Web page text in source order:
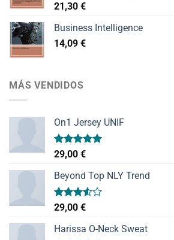
21,30 €
Business Intelligence
14,09 €
MÁS VENDIDOS
On1 Jersey UNIF
Valorado
con
de 5
29,00 €
Beyond Top NLY Trend
Valorado
con
3.50de
5
29,00 €
Harissa O-Neck Sweat